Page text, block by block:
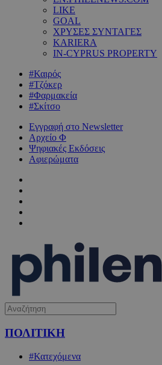
LIKE
GOAL
ΧΡΥΣΕΣ ΣΥΝΤΑΓΕΣ
KARIERA
IN-CYPRUS PROPERTY
#Καιρός
#Τζόκερ
#Φαρμακεία
#Σκίτσο
Εγγραφή στο Newsletter
Αρχείο Φ
Ψηφιακές Εκδόσεις
Αφιερώματα
ΠΟΛΙΤΙΚΗ
#Κατεχόμενα